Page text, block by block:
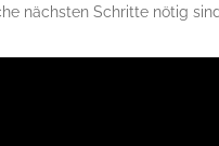
nächsten Schritte nötig